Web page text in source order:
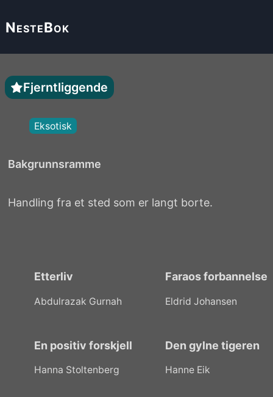
NesteBok
Fjerntliggende
Eksotisk
Bakgrunnsramme
Handling fra et sted som er langt borte.
Etterliv
Abdulrazak Gurnah
Faraos forbannelse
Eldrid Johansen
En positiv forskjell
Hanna Stoltenberg
Den gylne tigeren
Hanne Eik